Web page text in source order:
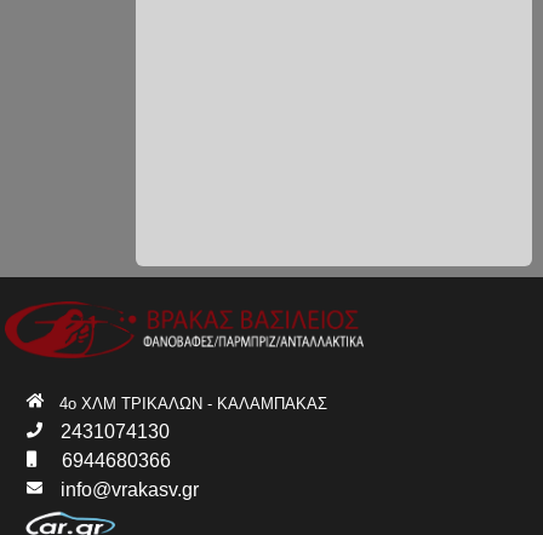
4ο ΧΛΜ ΤΡΙΚΑΛΩΝ - ΚΑΛΑΜΠΑΚΑΣ
2431074130
6944680366
info@vrakasv.gr